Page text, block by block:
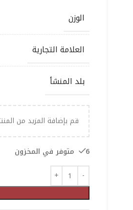
الوزن
العلامة التجارية
بلد المنشأ
قم بإضافة المزيد من
6 متوفر في المخزون